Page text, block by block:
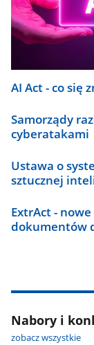
AI Act - co się
Samorządy
cyberatakami
Ustawa o
sztucznej
ExtrAct -
dokumentów
Nabory i
zobacz wszystkie